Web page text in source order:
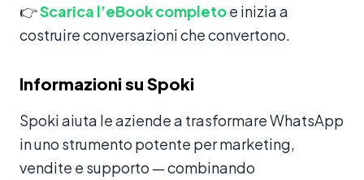
👉Scarica l’eBook completoe inizia a
costruire conversazioni che convertono.
Informazioni su Spoki
Spoki aiuta le aziende a trasformare WhatsApp
in uno strumento potente per marketing,
vendite e supporto — combinando